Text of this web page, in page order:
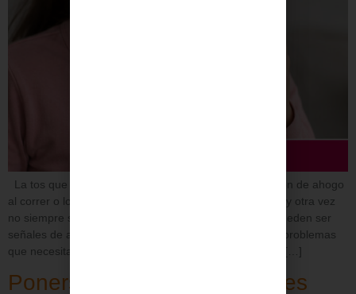
La tos que se repite, los pitidos al respirar, la sensación de ahogo
al correr o los episodios de bronquitis que vuelven una y otra vez
no siempre son “cosas de niños”. En algunos casos, pueden ser
señales de asma infantil, alergias respiratorias u otros problemas
que necesitan una valoración más específica. El asma […]
Ponerse la vacuna del herpes